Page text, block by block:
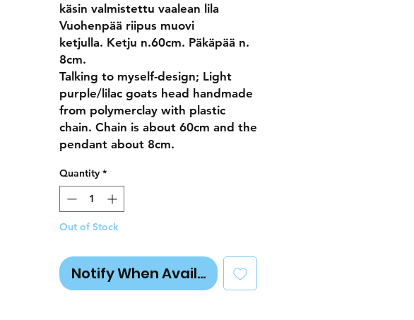
käsin valmistettu vaalean lila
Vuohenpää riipus muovi
ketjulla. Ketju n.60cm. Päkäpää n.
8cm.
Talking to myself-design; Light
purple/lilac goats head handmade
from polymerclay with plastic
chain. Chain is about 60cm and the
pendant about 8cm.
Quantity *
Out of Stock
Notify When Available